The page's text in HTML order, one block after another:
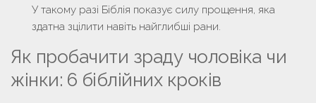
У такому разі Біблія показує силу прощення, яка
здатна зцілити навіть найглибші рани.
Як пробачити зраду чоловіка чи
жінки: 6 біблійних кроків